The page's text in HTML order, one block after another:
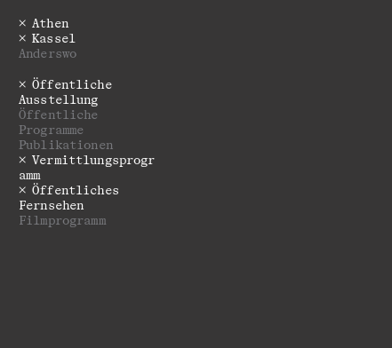
Athen
Kassel
Anderswo
Öffentliche
Ausstellung
­­­Öffentliche
Programme
Publikationen
Vermittlungsprogr
amm
Öffentliches
Fernsehen
Filmprogramm